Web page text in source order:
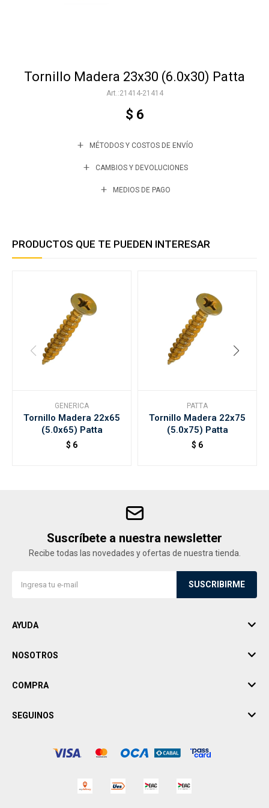
Tornillo Madera 23x30 (6.0x30) Patta
21414-21414
$ 6
MÉTODOS Y COSTOS DE ENVÍO
CAMBIOS Y DEVOLUCIONES
MEDIOS DE PAGO
PRODUCTOS QUE TE PUEDEN INTERESAR
GENERICA
Tornillo Madera 22x65
(5.0x65) Patta
$ 6
PATTA
Tornillo Madera 22x75
(5.0x75) Patta
$ 6
Suscríbete a nuestra newsletter
Recibe todas las novedades y ofertas de nuestra tienda.
SUSCRIBIRME
AYUDA
NOSOTROS
COMPRA
SEGUINOS
Varios